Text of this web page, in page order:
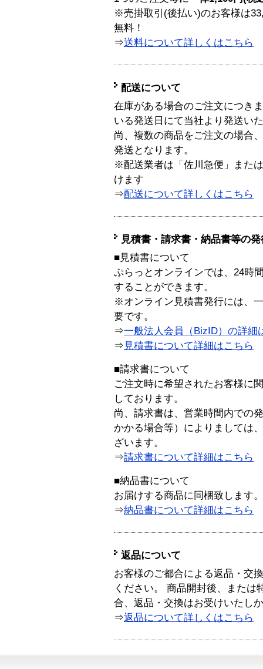
※売掛取引(後払い)のお客様は
無料！
⇒送料について詳しくはこちら
配送について
在庫がある場合のご注文につき
いる発送日にて当社より発送い
尚、複数の商品をご注文の場合
発送となります。
※配送業者は「佐川急便」また
けます
⇒配送について詳しくはこちら
見積書・請求書・納品書等の
■見積書について
ぷらっとオンラインでは、24時
することができます。
※オンライン見積書発行には、
要です。
⇒一般法人会員（BizID）の詳細
⇒ 見積書について詳細はこちら
■請求書について
ご注文時に希望されたお客様に
しております。
尚、請求書は、営業時間内での
かかる場合等）によりましては
ざいます。
⇒請求書について詳細はこちら
■納品書について
お届けする商品に同梱致します。
⇒納品書について詳細はこちら
返品について
お客様のご都合による返品・交
ください。 商品開封後、または
合、返品・交換はお受けいたし
⇒返品について詳しくはこちら